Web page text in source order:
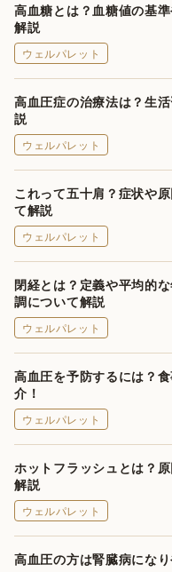
高血糖とは？血糖値の基
解説
ウェルパレット
高血圧症の治療法は？生
説
ウェルパレット
これって五十肩？症状や
て解説
ウェルパレット
閉経とは？定義や平均的
調について解説
ウェルパレット
高血圧を予防するには？
介！
ウェルパレット
ホットフラッシュとは？
解説
ウェルパレット
高血圧の方は腎臓病にな